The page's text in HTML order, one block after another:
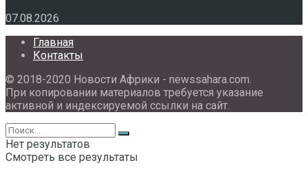
07.08.2026
Главная
Контакты
© 2018-2020 Новости Африки - newssahara.com.
При копировании материалов требуется указание
активной и индексируемой ссылки на сайт.
Нет результатов
Смотреть все результаты